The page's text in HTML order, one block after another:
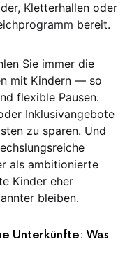
Kletterhallen oder
bereit.
Sie immer die
mit Kindern — so
flexible Pausen.
Inklusivangebote
zu sparen. Und
als ambitionierte
Kinder eher
bleiben.
Unterkünfte: Was